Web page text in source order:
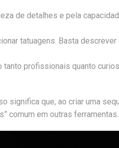
de detalhes e pela
tatuagens. Basta
profissionais quanto
significa que, ao criar uma
comum em outras ferramentas.